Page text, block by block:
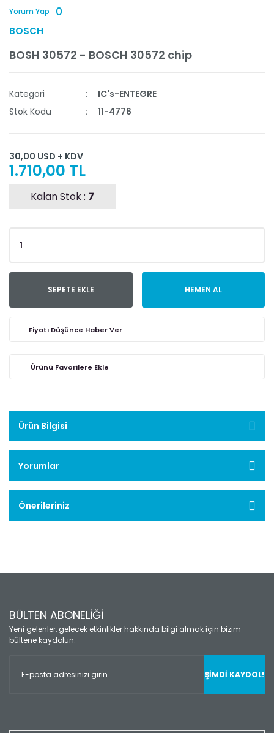
Yorum Yap 0
BOSCH
BOSH 30572 - BOSCH 30572 chip
Kategori
IC's-ENTEGRE
Stok Kodu
11-4776
30,00 USD + KDV
1.710,00 TL
Kalan Stok : 7
SEPETE EKLE HEMEN AL
Fiyatı Düşünce Haber Ver
Ürün Bilgisi
Yorumlar
Önerileriniz
BÜLTEN ABONELİĞİ
Yeni gelenler, gelecek etkinlikler hakkında bilgi almak için bizim
bültene kaydolun.
ŞİMDİ KAYDOL!